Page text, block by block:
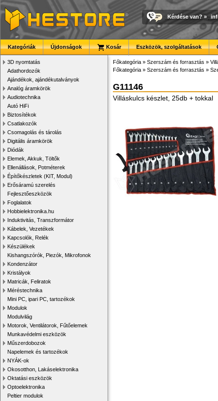
Kérdése van? »
Kategóriák Újdonságok Kosár Eszközök, szolgáltatások
3D nyomtatás
Adathordozók
Ajándékok, ajándékutalványok
Analóg áramkörök
Audiotechnika
Autó HiFi
Biztosítékok
Csatlakozók
Csomagolás és tárolás
Digitális áramkörök
Diódák
Elemek, Akkuk, Töltők
Ellenállások, Potméterek
Építőkészletek (KIT, Modul)
Erősáramú szerelés
Fejlesztőeszközök
Foglalatok
Hobbielektronika.hu
Induktivitás, Transzformátor
Kábelek, Vezetékek
Kapcsolók, Relék
Készülékek
Kishangszórók, Piezók, Mikrofonok
Kondenzátor
Kristályok
Matricák, Feliratok
Méréstechnika
Mini PC, ipari PC, tartozékok
Modulok
Modulvilág
Motorok, Ventilátorok, Fűtőelemek
Munkavédelmi eszközök
Műszerdobozok
Napelemek és tartozékok
NYÁK-ok
Okosotthon, Lakáselektronika
Oktatási eszközök
Optoelektronika
Peltier modulok
Főkategória » Szerszám és forrasztás »
Főkategória » Szerszám és forrasztás »
G11146
Villáskulcs készlet, 25db + tokkal